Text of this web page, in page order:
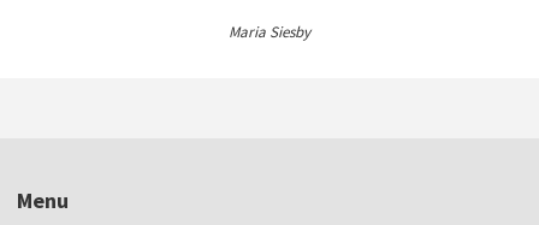
Maria Siesby
Menu